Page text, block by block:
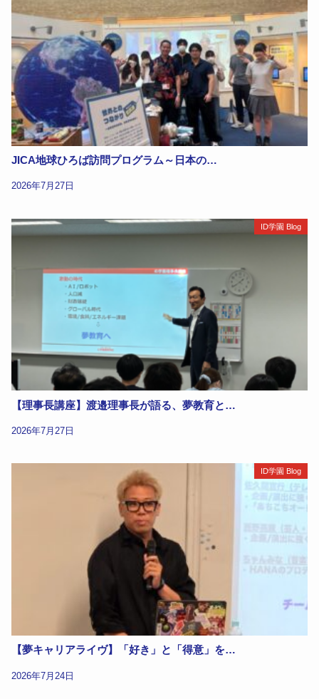
JICA地球ひろば訪問プログラム～日本の…
2026年7月27日
ID学園 Blog
【理事長講座】渡邉理事長が語る、夢教育と…
2026年7月27日
ID学園 Blog
【夢キャリアライヴ】「好き」と「得意」を…
2026年7月24日